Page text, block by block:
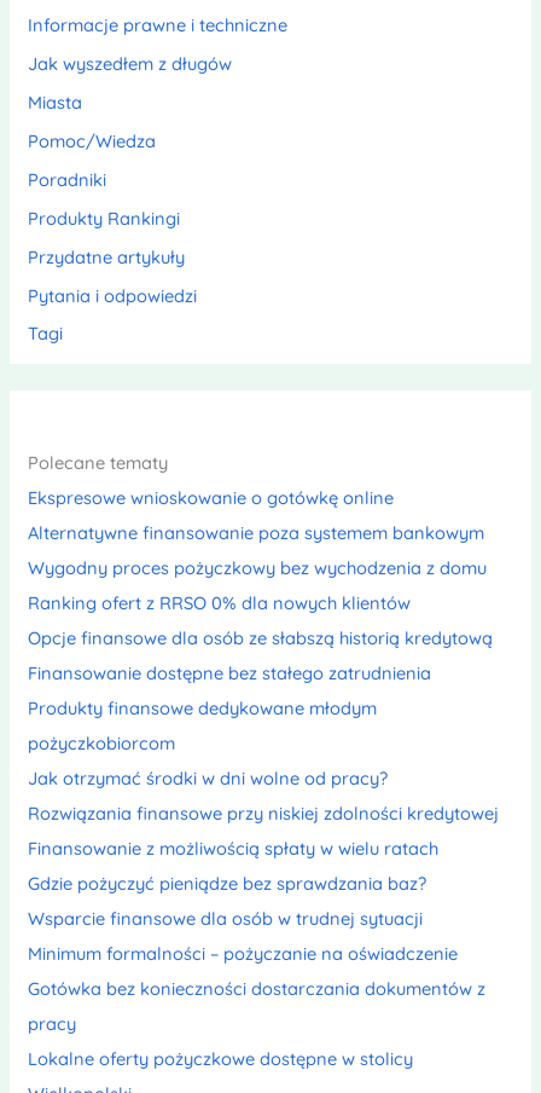
Informacje prawne i techniczne
Jak wyszedłem z długów
Miasta
Pomoc/Wiedza
Poradniki
Produkty Rankingi
Przydatne artykuły
Pytania i odpowiedzi
Tagi
Polecane tematy
Ekspresowe wnioskowanie o gotówkę online
Alternatywne finansowanie poza systemem bankowym
Wygodny proces pożyczkowy bez wychodzenia z domu
Ranking ofert z RRSO 0% dla nowych klientów
Opcje finansowe dla osób ze słabszą historią kredytową
Finansowanie dostępne bez stałego zatrudnienia
Produkty finansowe dedykowane młodym
pożyczkobiorcom
Jak otrzymać środki w dni wolne od pracy?
Rozwiązania finansowe przy niskiej zdolności kredytowej
Finansowanie z możliwością spłaty w wielu ratach
Gdzie pożyczyć pieniądze bez sprawdzania baz?
Wsparcie finansowe dla osób w trudnej sytuacji
Minimum formalności – pożyczanie na oświadczenie
Gotówka bez konieczności dostarczania dokumentów z
pracy
Lokalne oferty pożyczkowe dostępne w stolicy